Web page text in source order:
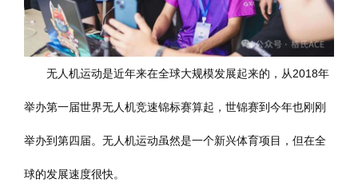
无人机运动是近年来在全球大规模发展起来的，从2018年
举办第一届世界无人机竞速锦标赛算起，世锦赛到今年也刚刚
举办到第四届。无人机运动虽然是一个新兴体育项目，但在全
球的发展速度很快。